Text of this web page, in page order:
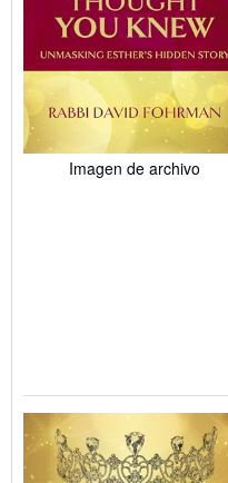
Imagen de archivo